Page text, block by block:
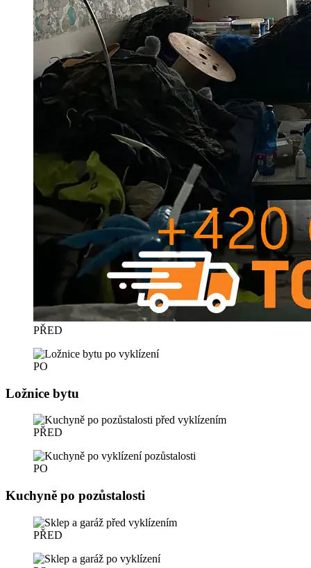
PŘED
PO
Ložnice bytu
PŘED
PO
Kuchyně po pozůstalosti
PŘED